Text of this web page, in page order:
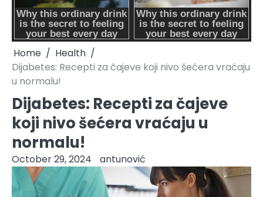
Home
Health
Dijabetes: Recepti za čajeve koji nivo šećera vraćaju
u normalu!
Dijabetes: Recepti za čajeve
koji nivo šećera vraćaju u
normalu!
October 29, 2024 antunović